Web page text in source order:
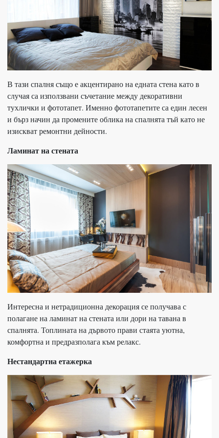
В тази спалня също е акцентирано на едната стена като в
случая са използвани съчетание между декоративни
тухлички и фототапет. Именно фототапетите са един лесен
и бърз начин да промените облика на спалнята тъй като не
изискват ремонтни дейности.
Ламинат на стената
Интересна и нетрадиционна декорация се получава с
полагане на ламинат на стената или дори на тавана в
спалнята. Топлината на дървото прави стаята уютна,
комфортна и предразполага към релакс.
Нестандартна етажерка